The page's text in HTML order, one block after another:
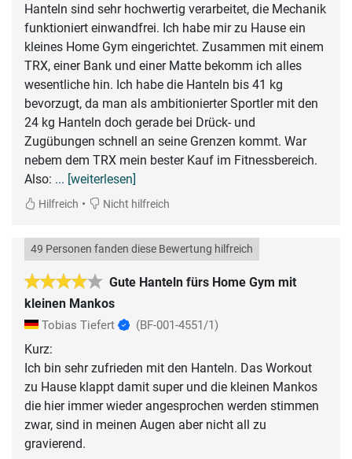
Hanteln sind sehr hochwertig verarbeitet, die Mechanik
funktioniert einwandfrei. Ich habe mir zu Hause ein
kleines Home Gym eingerichtet. Zusammen mit einem
TRX, einer Bank und einer Matte bekomm ich alles
wesentliche hin. Ich habe die Hanteln bis 41 kg
bevorzugt, da man als ambitionierter Sportler mit den
24 kg Hanteln doch gerade bei Drück- und
Zugübungen schnell an seine Grenzen kommt. War
nebem dem TRX mein bester Kauf im Fitnessbereich.
Also: ... [weiterlesen]
Hilfreich • Nicht hilfreich
Gute Hanteln fürs Home Gym mit
kleinen Mankos
49 Personen fanden diese Bewertung hilfreich
Tobias Tiefert (BF-001-4551/1)
Kurz:
Ich bin sehr zufrieden mit den Hanteln. Das Workout
zu Hause klappt damit super und die kleinen Mankos
die hier immer wieder angesprochen werden stimmen
zwar, sind in meinen Augen aber nicht all zu
gravierend.